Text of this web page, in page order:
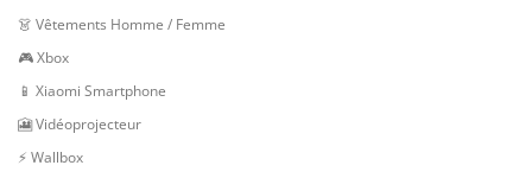
👗 Vêtements Homme / Femme
🎮 Xbox
📱 Xiaomi Smartphone
🎦 Vidéoprojecteur
⚡ Wallbox